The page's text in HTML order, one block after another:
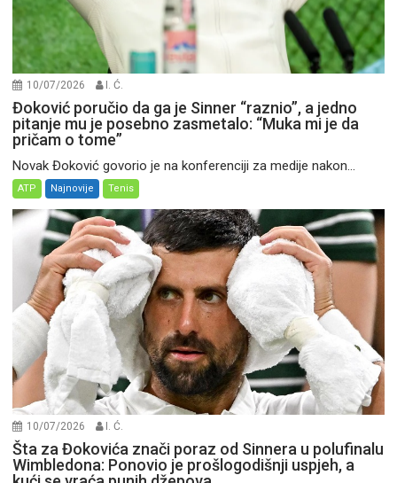
10/07/2026 I. Ć.
Đoković poručio da ga je Sinner “raznio”, a jedno
pitanje mu je posebno zasmetalo: “Muka mi je da
pričam o tome”
Novak Đoković govorio je na konferenciji za medije nakon...
ATP Najnovije Tenis
10/07/2026 I. Ć.
Šta za Đokovića znači poraz od Sinnera u polufinalu
Wimbledona: Ponovio je prošlogodišnji uspjeh, a